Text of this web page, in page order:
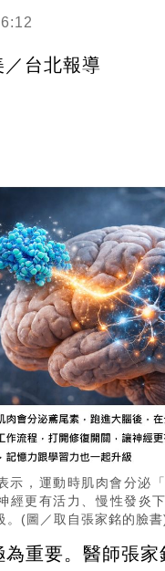
台北報導
示，運動時肌肉會分泌
經更有活力、慢性發炎
。(圖／取自張家銘的臉書
為重要。醫師張家